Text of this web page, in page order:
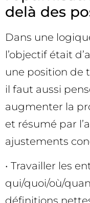
delà des
Dans une
l’objectif était
une position de
il faut aussi
augmenter la
et résumé par
ajustements
• Travailler les
qui/quoi/où/
définitions